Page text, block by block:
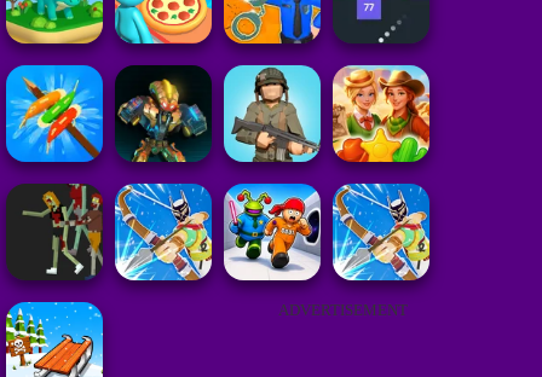
ADVERTISEMENT